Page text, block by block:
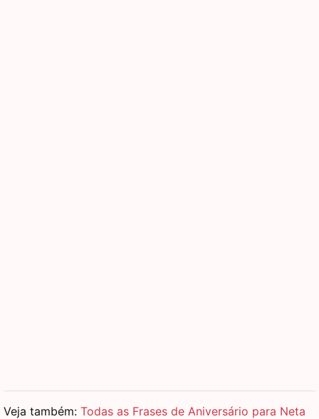
Veja também: Todas as Frases de Aniversário para Neta